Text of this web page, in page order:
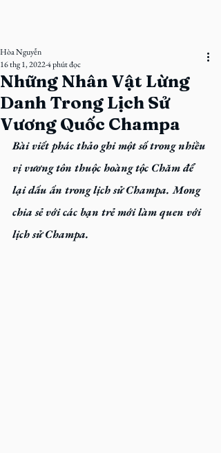
Những Nhân Vật Lừng
Danh Trong Lịch Sử
Vương Quốc Champa
Hòa Nguyễn
16 thg 1, 20224 phút đọc
Bài viết phác thảo ghi một số trong nhiều
vị vương tôn thuộc hoàng tộc Chăm để
lại dấu ấn trong lịch sử Champa. Mong
chia sẻ với các bạn trẻ mới làm quen với
lịch sử Champa.